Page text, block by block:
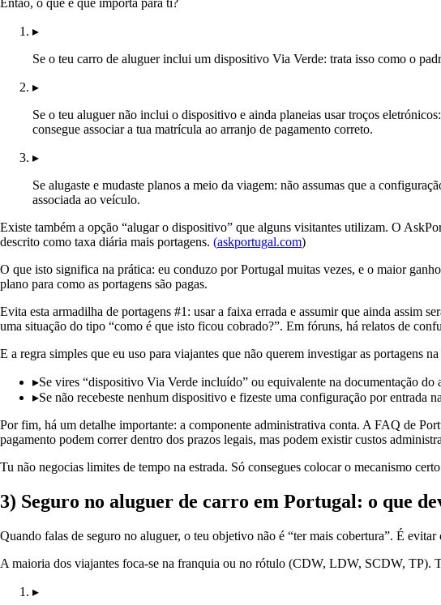
Então, o que é que importa para ti?
▸
Se o teu carro de aluguer inclui um dispositivo Via Verde: trata isso como o
▸
Se o teu aluguer não inclui o dispositivo e ainda planeias usar troços
consegue associar a tua matrícula ao arranjo de pagamento correto.
▸
Se alugaste e mudaste planos a meio da viagem: não assumas que a
associada ao veículo.
Existe também a opção “alugar o dispositivo” que alguns visitantes utilizam. O
descrito como taxa diária mais portagens. (askportugal.com)
O que isto significa na prática: eu conduzo por Portugal muitas vezes, e o maior
plano para como as portagens são pagas.
Evita esta armadilha de portagens #1: usar a faixa errada e assumir que ainda assim
uma situação do tipo “como é que isto ficou cobrado?”. Em fóruns, há relatos de
E a regra simples que eu uso para viajantes que não querem investigar as portagens
▸Se vires “dispositivo Via Verde incluído” ou equivalente na documentação do
▸Se não recebeste nenhum dispositivo e fizeste uma configuração por entrada
Por fim, há um detalhe importante: a componente administrativa conta. A FAQ de
pagamento podem correr dentro dos prazos legais, mas podem existir custos
Tu não negocias limites de tempo na estrada. Só consegues colocar o mecanismo
3) Seguro no aluguer de carro em Portugal: o que
Quando falas de seguro no aluguer, o teu objetivo não é “ter mais cobertura”. É
A maioria dos viajantes foca-se na franquia ou no rótulo (CDW, LDW, SCDW, TP).
▸